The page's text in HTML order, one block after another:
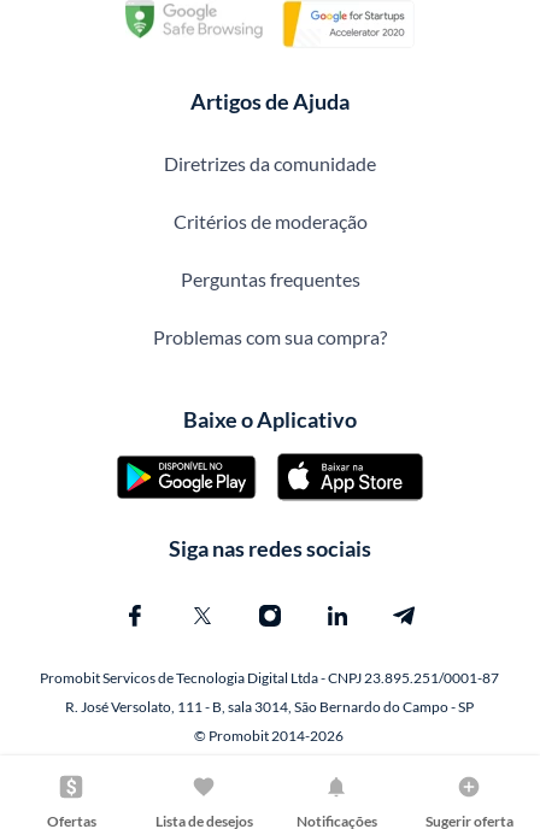
Ofertas Lista de desejos Notificações Sugerir oferta
Artigos de Ajuda
Diretrizes da comunidade
Critérios de moderação
Perguntas frequentes
Problemas com sua compra?
Baixe o Aplicativo
Siga nas redes sociais
Promobit Servicos de Tecnologia Digital Ltda - CNPJ 23.895.251/0001-87
R. José Versolato, 111 - B, sala 3014, São Bernardo do Campo - SP
© Promobit 2014-2026